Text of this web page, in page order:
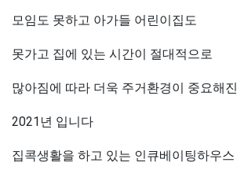
모임도 못하고 아가들 어린이집도
못가고 집에 있는 시간이 절대적으로
많아짐에 따라 더욱 주거환경이 중요해진
2021년 입니다
집콕생활을 하고 있는 인큐베이팅하우스